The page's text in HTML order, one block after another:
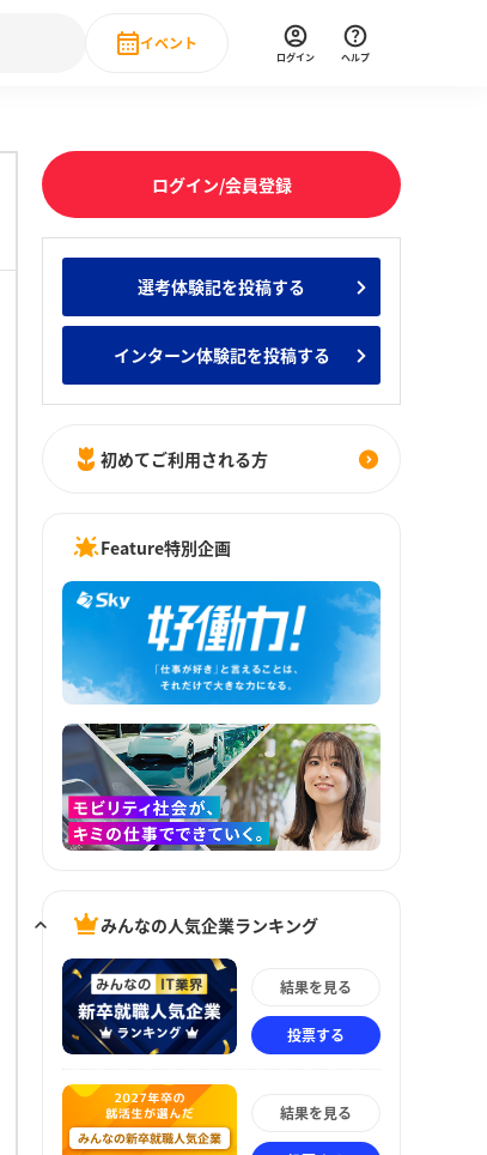
職人気企業ランキング みんなのインターン人気企業ランキ
現場社員インタビュー
イベント
直近のイベント一覧
ログイン ヘルプ
ログイン/会員登録
選考体験記を投稿する
インターン体験記を投稿する
初めてご利用される方
Feature特別企画
みんなの人気企業ランキング
結果を見る
投票する
結果を見る